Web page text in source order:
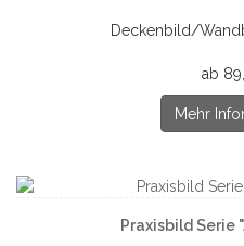
Deckenbild/
ab
Mehr
Praxisbild Serie